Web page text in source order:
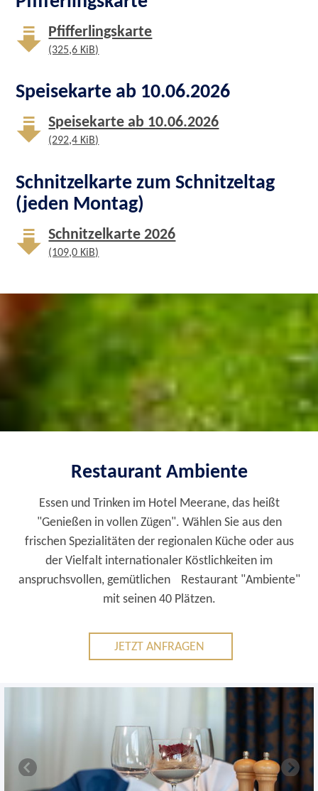
Pfifferlingskarte
(325,6 KiB)
Speisekarte ab 10.06.2026
Speisekarte ab 10.06.2026
(292,4 KiB)
Schnitzelkarte zum Schnitzeltag
(jeden Montag)
Schnitzelkarte 2026
(109,0 KiB)
Restaurant Ambiente
Essen und Trinken im Hotel Meerane, das heißt
"Genießen in vollen Zügen". Wählen Sie aus den
frischen Spezialitäten der regionalen Küche oder aus
der Vielfalt internationaler Köstlichkeiten im
anspruchsvollen, gemütlichen Restaurant "Ambiente"
mit seinen 40 Plätzen.
JETZT ANFRAGEN